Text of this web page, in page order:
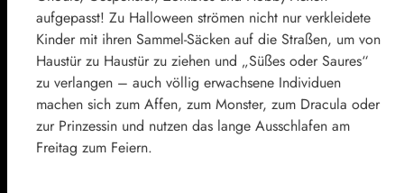
aufgepasst! Zu Halloween strömen nicht nur verkleidete
Kinder mit ihren Sammel-Säcken auf die Straßen, um von
Haustür zu Haustür zu ziehen und „Süßes oder Saures“
zu verlangen – auch völlig erwachsene Individuen
machen sich zum Affen, zum Monster, zum Dracula oder
zur Prinzessin und nutzen das lange Ausschlafen am
Freitag zum Feiern.